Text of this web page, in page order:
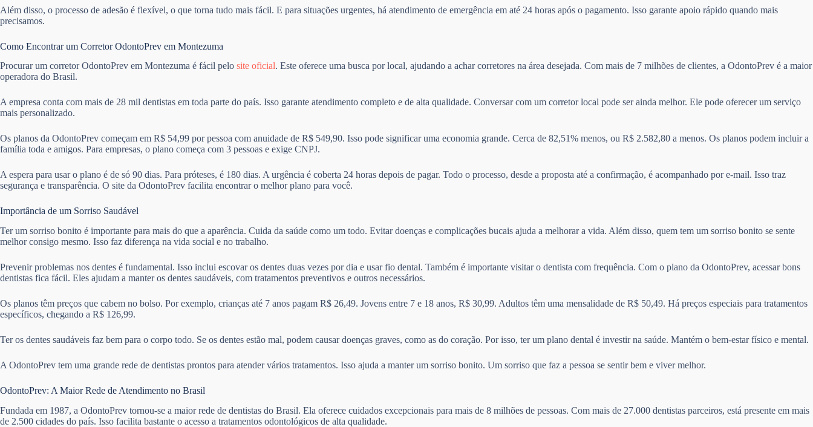
Além disso, o processo de adesão é flexível, o que torna tudo mais fácil. E para situações urgentes, há atendimento de emergência em até 24 horas após o pagamento. Isso garante apoio rápido quando mais
precisamos.
Como Encontrar um Corretor OdontoPrev em Montezuma
Procurar um corretor OdontoPrev em Montezuma é fácil pelo site oficial. Este oferece uma busca por local, ajudando a achar corretores na área desejada. Com mais de 7 milhões de clientes, a OdontoPrev é a maior
operadora do Brasil.
A empresa conta com mais de 28 mil dentistas em toda parte do país. Isso garante atendimento completo e de alta qualidade. Conversar com um corretor local pode ser ainda melhor. Ele pode oferecer um serviço
mais personalizado.
Os planos da OdontoPrev começam em R$ 54,99 por pessoa com anuidade de R$ 549,90. Isso pode significar uma economia grande. Cerca de 82,51% menos, ou R$ 2.582,80 a menos. Os planos podem incluir a
família toda e amigos. Para empresas, o plano começa com 3 pessoas e exige CNPJ.
A espera para usar o plano é de só 90 dias. Para próteses, é 180 dias. A urgência é coberta 24 horas depois de pagar. Todo o processo, desde a proposta até a confirmação, é acompanhado por e-mail. Isso traz
segurança e transparência. O site da OdontoPrev facilita encontrar o melhor plano para você.
Importância de um Sorriso Saudável
Ter um sorriso bonito é importante para mais do que a aparência. Cuida da saúde como um todo. Evitar doenças e complicações bucais ajuda a melhorar a vida. Além disso, quem tem um sorriso bonito se sente
melhor consigo mesmo. Isso faz diferença na vida social e no trabalho.
Prevenir problemas nos dentes é fundamental. Isso inclui escovar os dentes duas vezes por dia e usar fio dental. Também é importante visitar o dentista com frequência. Com o plano da OdontoPrev, acessar bons
dentistas fica fácil. Eles ajudam a manter os dentes saudáveis, com tratamentos preventivos e outros necessários.
Os planos têm preços que cabem no bolso. Por exemplo, crianças até 7 anos pagam R$ 26,49. Jovens entre 7 e 18 anos, R$ 30,99. Adultos têm uma mensalidade de R$ 50,49. Há preços especiais para tratamentos
específicos, chegando a R$ 126,99.
Ter os dentes saudáveis faz bem para o corpo todo. Se os dentes estão mal, podem causar doenças graves, como as do coração. Por isso, ter um plano dental é investir na saúde. Mantém o bem-estar físico e mental.
A OdontoPrev tem uma grande rede de dentistas prontos para atender vários tratamentos. Isso ajuda a manter um sorriso bonito. Um sorriso que faz a pessoa se sentir bem e viver melhor.
OdontoPrev: A Maior Rede de Atendimento no Brasil
Fundada em 1987, a OdontoPrev tornou-se a maior rede de dentistas do Brasil. Ela oferece cuidados excepcionais para mais de 8 milhões de pessoas. Com mais de 27.000 dentistas parceiros, está presente em mais
de 2.500 cidades do país. Isso facilita bastante o acesso a tratamentos odontológicos de alta qualidade.